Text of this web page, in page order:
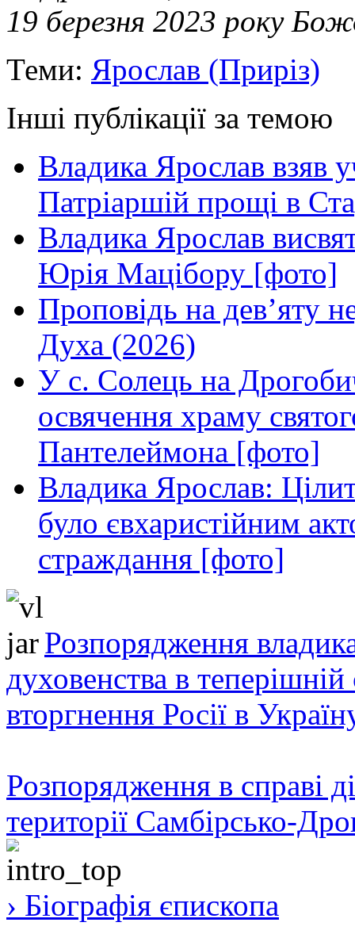
19 березня 2023 року
Теми: Ярослав (Приріз)
Інші публікації за темою
Владика Ярослав взяв
Патріаршій прощі в
Владика Ярослав
Юрія Мацібору [фото]
Проповідь на дев’яту
Духа (2026)
У с. Солець на
освячення храму
Пантелеймона [фото]
Владика Ярослав:
було євхаристійним
страждання [фото]
Розпорядження
духовенства в теперішній
вторгнення Росії в
Розпорядження в справі
території Самбірсько-
› Біографія єпископа